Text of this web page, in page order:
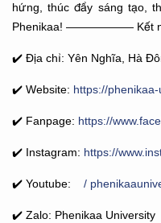
hứng, thúc đẩy sáng tạo,
Phenikaa! —————— Kết
✔️ Địa chỉ: Yên Nghĩa, Hà
✔️ Website: https://
✔️ Fanpage: https://
✔️ Instagram: https://
✔️ Youtube: /
✔️ Zalo: Phenikaa University